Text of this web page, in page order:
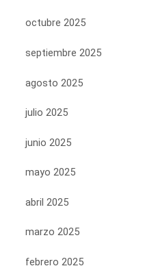
octubre 2025
septiembre 2025
agosto 2025
julio 2025
junio 2025
mayo 2025
abril 2025
marzo 2025
febrero 2025